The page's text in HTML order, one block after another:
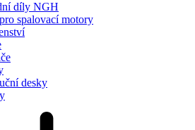
díly NGH
spalovací motory
desky